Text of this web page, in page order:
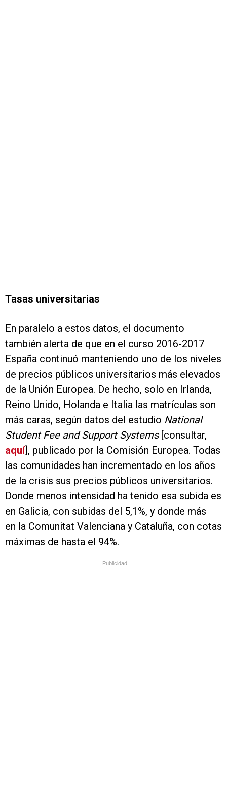
Tasas universitarias
En paralelo a estos datos, el documento
también alerta de que en el curso 2016-2017
España continuó manteniendo uno de los niveles
de precios públicos universitarios más elevados
de la Unión Europea. De hecho, solo en Irlanda,
Reino Unido, Holanda e Italia las matrículas son
más caras, según datos del estudio National
Student Fee and Support Systems [consultar,
aquí], publicado por la Comisión Europea. Todas
las comunidades han incrementado en los años
de la crisis sus precios públicos universitarios.
Donde menos intensidad ha tenido esa subida es
en Galicia, con subidas del 5,1%, y donde más
en la Comunitat Valenciana y Cataluña, con cotas
máximas de hasta el 94%.
Publicidad